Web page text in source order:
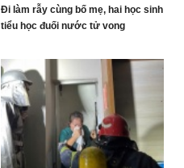
Đi làm rẫy cùng bố mẹ, hai học sinh
tiểu học đuối nước tử vong